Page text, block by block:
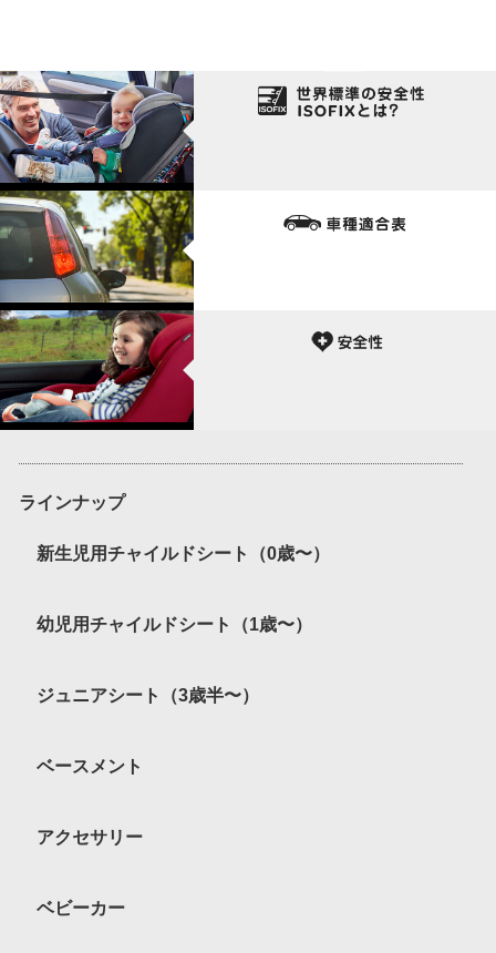
ラインナップ
新生児用チャイルドシート（0歳〜）
幼児用チャイルドシート（1歳〜）
ジュニアシート（3歳半〜）
ベースメント
アクセサリー
ベビーカー